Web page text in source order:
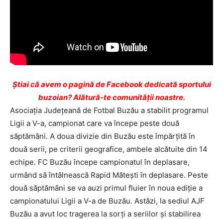
Ştiai că avem o pagină de Facebook dedicată sportului
buzoian? Alătură-te comunității noastre.
Asociaţia Judeţeană de Fotbal Buzău a stabilit programul
Ligii a V-a, campionat care va începe peste două
săptămâni. A doua divizie din Buzău este împărţită în
două serii, pe criterii geografice, ambele alcătuite din 14
echipe. FC Buzău începe campionatul în deplasare,
urmând să întâlnească Rapid Măteşti în deplasare. Peste
două săptămâni se va auzi primul fluier în noua ediţie a
campionatului Ligii a V-a de Buzău. Astăzi, la sediul AJF
Buzău a avut loc tragerea la sorţi a seriilor şi stabilirea